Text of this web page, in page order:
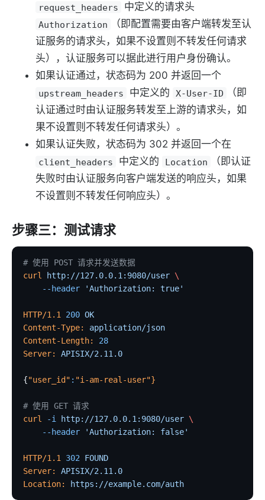
request_headers 中定义的请求头
Authorization
（即配置需要由客户端转发至认
证服务的请求头，如果不设置则不转发任何请求
头），认证服务可以据此进行用户身份确认。
如果认证通过，状态码为 200 并返回一个
upstream_headers 中定义的 X-User-ID
（即
认证通过时由认证服务转发至上游的请求头，如
果不设置则不转发任何请求头）。
如果认证失败，状态码为 302 并返回一个在
client_headers 中定义的 Location
（即认证
失败时由认证服务向客户端发送的响应头，如果
不设置则不转发任何响应头）。
步骤三：测试请求
# 使用 POST 请求并发送数据
curl
http://127.0.0.1:9080/user \
    --header
'Authorization: true'
HTTP/1.1 200 OK
Content-Type:
application/json
Content-Length:
28
Server:
APISIX/2.11.0
{"user_id" : "i-am-real-user"}
# 使用 GET 请求
curl
-i http://127.0.0.1:9080/user \
    --header
'Authorization: false'
HTTP/1.1 302 FOUND
Server:
APISIX/2.11.0
Location:
https://example.com/auth